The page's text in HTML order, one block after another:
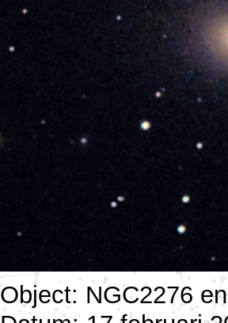
Object: NGC2276